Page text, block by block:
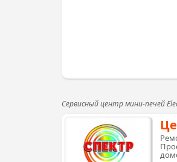
Сервисный центр мини-печей